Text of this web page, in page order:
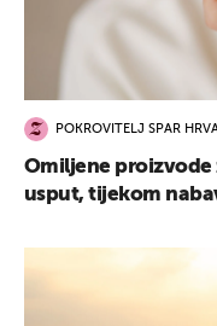
POKROVITELJ SPAR
Omiljene proizvode
usput, tijekom